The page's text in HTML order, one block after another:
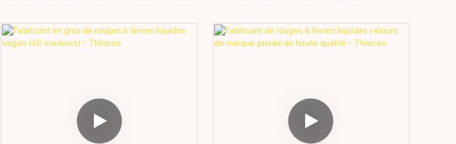
une hydratation intense et un aspect
repulpé grâce aux variations de
d'exception conçu pour les
consommateurs modernes et les
marques de beauté en pleine croissance
véganes et non testés sur les animaux,
effet lissant et repulpant, hydratation et
gros et les marques privées.